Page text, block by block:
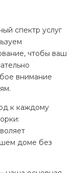
спектр услуг
чтобы ваш
внимание
к каждому
доме без